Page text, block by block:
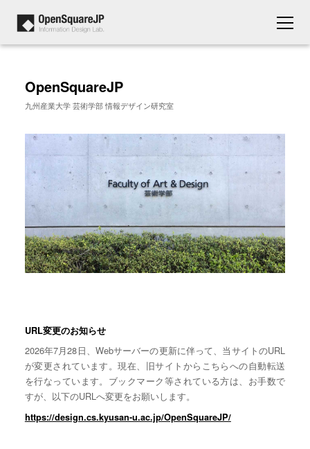
OpenSquareJP
九州産業大学 芸術学部 情報デザイン研究室
URL変更のお知らせ
2026年7月28日、Webサーバーの更新に伴って、当サイトのURL
が変更されています。現在、旧サイトからこちらへの自動転送
を行なっています。ブックマーク等されている方は、お手数で
すが、以下のURLへ変更をお願いします。
https://design.cs.kyusan-u.ac.jp/OpenSquareJP/